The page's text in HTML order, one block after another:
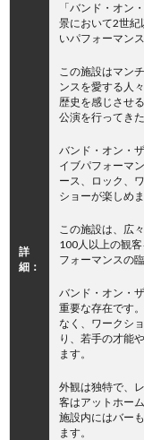
詳
細：
「バンド・オン
景において2世紀
いパフォーマン
この施設はマン
ンスを愛する人
歴史を感じさせ
公演を行ってきた
バンド・オン・
イブパフォーマ
ース、ロック、
ショーが楽しめま
この施設は、広
100人以上の観
フォーマンスの
バンド・オン・
重要な存在です
なく、ワークシ
り、若手の才能
ます。
外観は独特で、
客はアットホー
施設内にはバー
ます。